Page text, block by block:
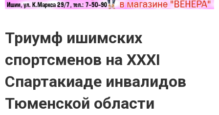
Триумф ишимских
спортсменов на XXXI
Спартакиаде инвалидов
Тюменской области